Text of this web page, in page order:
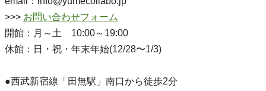
>>> お問い合わせフォーム
開館：月～土 10:00～19:00
休館：日・祝・年末年始(12/28〜1/3)
●西武新宿線「田無駅」南口から徒歩2分